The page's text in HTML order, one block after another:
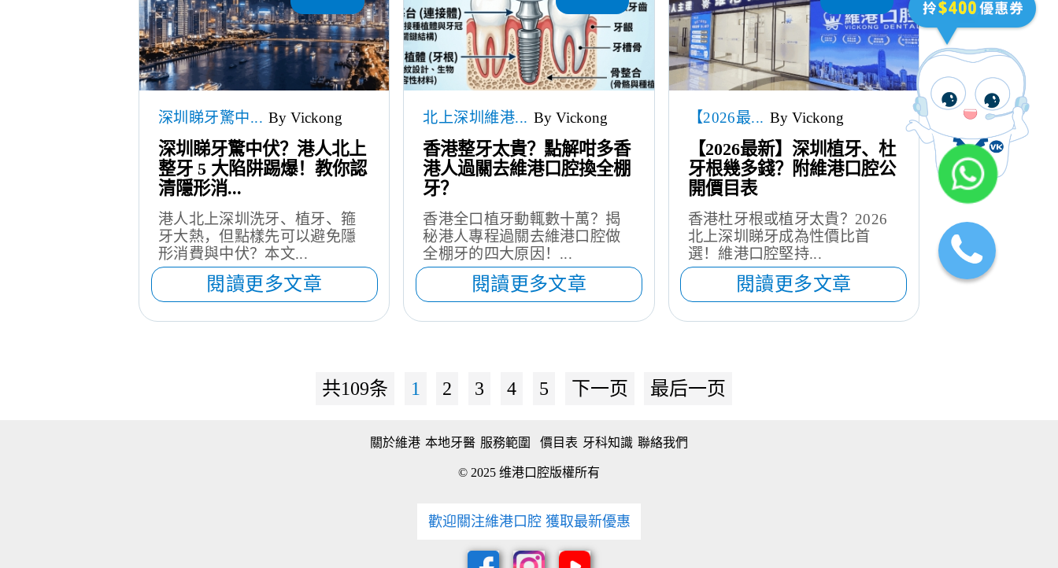
深圳睇牙驚中... By Vickong
深圳睇牙驚中伏？港人北上
整牙 5 大陷阱踢爆！教你認
清隱形消...
港人北上深圳洗牙、植牙、箍
牙大熱，但點樣先可以避免隱
形消費與中伏？本文...
閱讀更多文章
北上深圳維港... By Vickong
香港整牙太貴？點解咁多香
港人過關去維港口腔換全棚
牙？
香港全口植牙動輒數十萬？揭
秘港人專程過關去維港口腔做
全棚牙的四大原因！...
閱讀更多文章
【2026最... By Vickong
【2026最新】深圳植牙、杜
牙根幾多錢？附維港口腔公
開價目表
香港杜牙根或植牙太貴？2026
北上深圳睇牙成為性價比首
選！維港口腔堅持...
閱讀更多文章
共109条 1 2 3 4 5 下一页 最后一页
關於維港 本地牙醫 服務範圍 價目表 牙科知識 聯絡我們
© 2025 维港口腔版權所有
歡迎關注維港口腔 獲取最新優惠